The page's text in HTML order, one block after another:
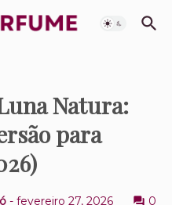
Natura:
para
- fevereiro 27, 2026 0